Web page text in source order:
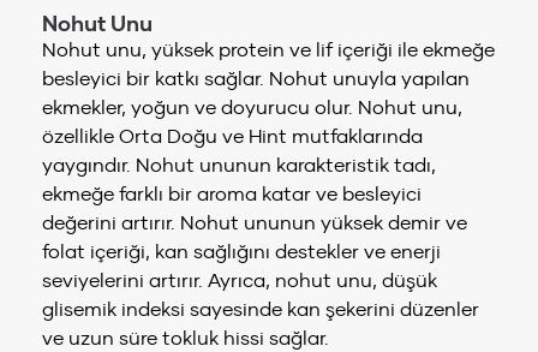
Nohut Unu
Nohut unu, yüksek protein ve lif içeriği ile ekmeğe
besleyici bir katkı sağlar. Nohut unuyla yapılan
ekmekler, yoğun ve doyurucu olur. Nohut unu,
özellikle Orta Doğu ve Hint mutfaklarında
yaygındır. Nohut ununun karakteristik tadı,
ekmeğe farklı bir aroma katar ve besleyici
değerini artırır. Nohut ununun yüksek demir ve
folat içeriği, kan sağlığını destekler ve enerji
seviyelerini artırır. Ayrıca, nohut unu, düşük
glisemik indeksi sayesinde kan şekerini düzenler
ve uzun süre tokluk hissi sağlar.